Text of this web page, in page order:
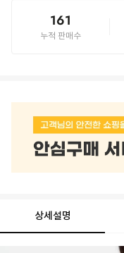
161
누적 판매수
상세설명